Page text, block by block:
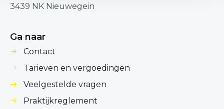
3439 NK Nieuwegein
Ga naar
Contact
Tarieven en vergoedingen
Veelgestelde vragen
Praktijkreglement